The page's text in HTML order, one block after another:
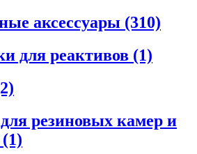
аксессуары (310)
для реактивов (1)
резиновых камер и
(1)